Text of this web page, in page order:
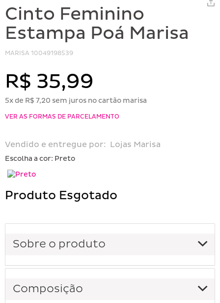
Cinto Feminino
Estampa Poá Marisa
MARISA 10049198539
R$ 35,99
5x de R$ 7,20 sem juros no cartão marisa
VER AS FORMAS DE PARCELAMENTO
Vendido e entregue por: Lojas Marisa
Escolha a cor: Preto
Produto Esgotado
Sobre o produto
Composição